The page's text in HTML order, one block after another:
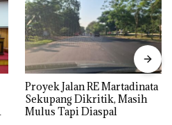
Proyek Jalan RE Martadinata
Sekupang Dikritik, Masih
Mulus Tapi Diaspal